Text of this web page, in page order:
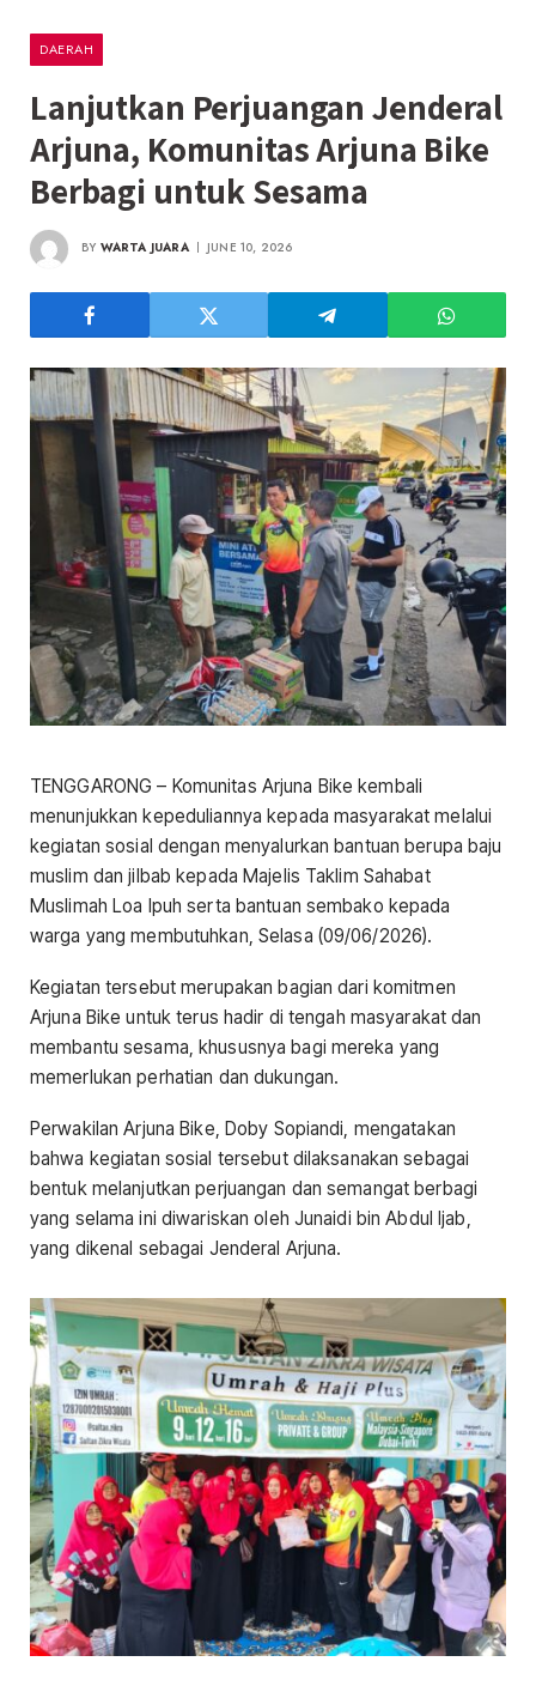
DAERAH
Lanjutkan Perjuangan Jenderal
Arjuna, Komunitas Arjuna Bike
Berbagi untuk Sesama
BY WARTA JUARA JUNE 10, 2026
TENGGARONG – Komunitas Arjuna Bike kembali
menunjukkan kepeduliannya kepada masyarakat melalui
kegiatan sosial dengan menyalurkan bantuan berupa baju
muslim dan jilbab kepada Majelis Taklim Sahabat
Muslimah Loa Ipuh serta bantuan sembako kepada
warga yang membutuhkan, Selasa (09/06/2026).
Kegiatan tersebut merupakan bagian dari komitmen
Arjuna Bike untuk terus hadir di tengah masyarakat dan
membantu sesama, khususnya bagi mereka yang
memerlukan perhatian dan dukungan.
Perwakilan Arjuna Bike, Doby Sopiandi, mengatakan
bahwa kegiatan sosial tersebut dilaksanakan sebagai
bentuk melanjutkan perjuangan dan semangat berbagi
yang selama ini diwariskan oleh Junaidi bin Abdul Ijab,
yang dikenal sebagai Jenderal Arjuna.